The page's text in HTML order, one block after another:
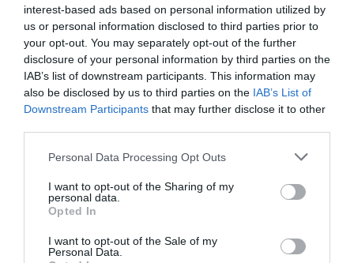
interest-based ads based on personal information utilized by
us or personal information disclosed to third parties prior to
your opt-out. You may separately opt-out of the further
disclosure of your personal information by third parties on the
IAB’s list of downstream participants. This information may
also be disclosed by us to third parties on the IAB’s List of
Downstream Participants that may further disclose it to other
Please note that this website/app uses one or more Google
not limited to your visit or usage behaviour. You may click to
grant or deny consent to Google and its third-party tags to
use your data for below specified purposes in below Google
consent section.
Personal Data Processing Opt Outs
I want to opt-out of the Sharing of my
personal data.
Opted In
I want to opt-out of the Sale of my
Personal Data.
Nemsokára bemutatkozik a Mercedes C-
osztály legújabb…
Egyedi példány a Ferrari 458 MM Speciale